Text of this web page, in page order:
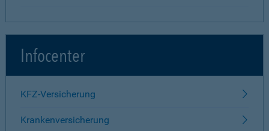
Infocenter
KFZ-Versicherung
Krankenversicherung